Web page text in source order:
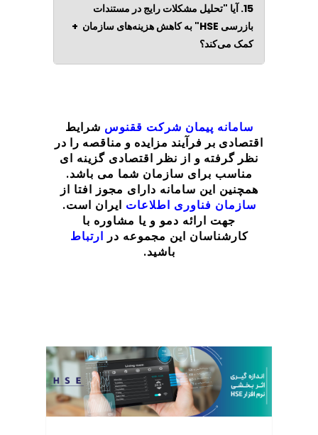
15. آیا "تحلیل مشکلات رایج در مستندات
بازرسی HSE" به کاهش هزینه‌های سازمان
کمک می‌کند؟
+
سامانه پیمان شرکت ققنوس شرایط
اقتصادی بر فرآیند مزایده و مناقصه را در
نظر گرفته و از نظر اقتصادی گزینه ای
مناسب برای سازمان شما می باشد.
همچنین این سامانه دارای مجوز افتا از
سازمان فناوری اطلاعات ایران است.
جهت ارائه دمو و یا مشاوره با
کارشناسان این مجموعه در ارتباط
باشید.